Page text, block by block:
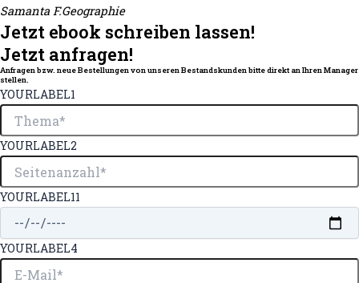
Samanta F.Geographie
Jetzt ebook schreiben lassen!
Jetzt anfragen!
Anfragen bzw. neue Bestellungen von unseren Bestandskunden bitte direkt an Ihren Manager
stellen.
YOURLABEL1
YOURLABEL2
YOURLABEL11
YOURLABEL4